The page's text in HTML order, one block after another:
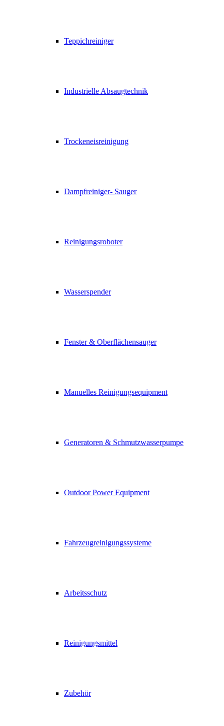
Teppichreiniger
Industrielle Absaugtechnik
Trockeneisreinigung
Dampfreiniger- Sauger
Reinigungsroboter
Wasserspender
Fenster & Oberflächensauger
Manuelles Reinigungsequipment
Generatoren & Schmutzwasserpumpe
Outdoor Power Equipment
Fahrzeugreinigungssysteme
Arbeitsschutz
Reinigungsmittel
Zubehör